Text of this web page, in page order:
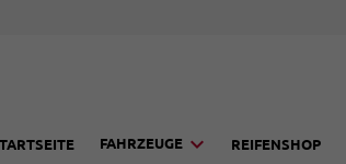
FAHRZEUGE REIFENSHOP